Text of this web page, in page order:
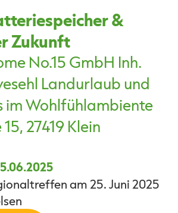
&
Zukunft
No.15 GmbH Inh.
Landurlaub und
im Wohlfühlambiente
27419 Klein
am 25. Juni 2025